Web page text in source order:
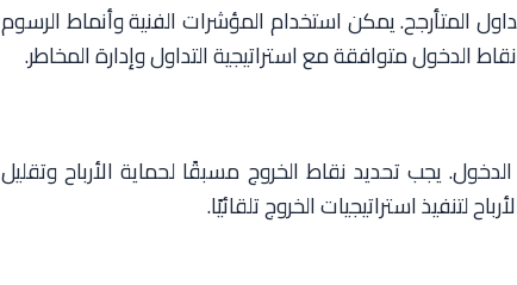
المتأرجح. يمكن استخدام المؤشرات الفنية وأنماط الرسوم
الدخول متوافقة مع استراتيجية التداول وإدارة المخاطر.
يجب تحديد نقاط الخروج مسبقًا لحماية الأرباح وتقليل
لتنفيذ استراتيجيات الخروج تلقائيًا.